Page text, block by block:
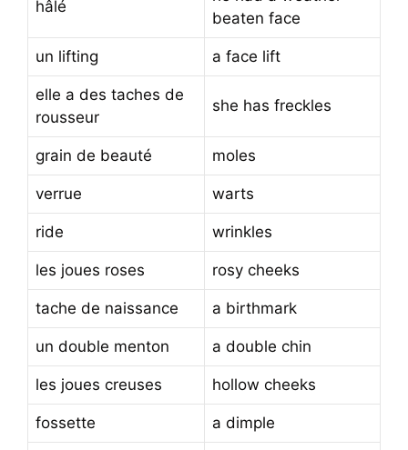
hâlé
beaten face
un lifting a face lift
elle a des taches de
rousseur
she has freckles
grain de beauté moles
verrue warts
ride wrinkles
les joues roses rosy cheeks
tache de naissance a birthmark
un double menton a double chin
les joues creuses hollow cheeks
fossette a dimple